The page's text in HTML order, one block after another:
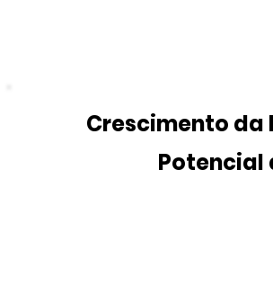
Crescimento da
Potencial